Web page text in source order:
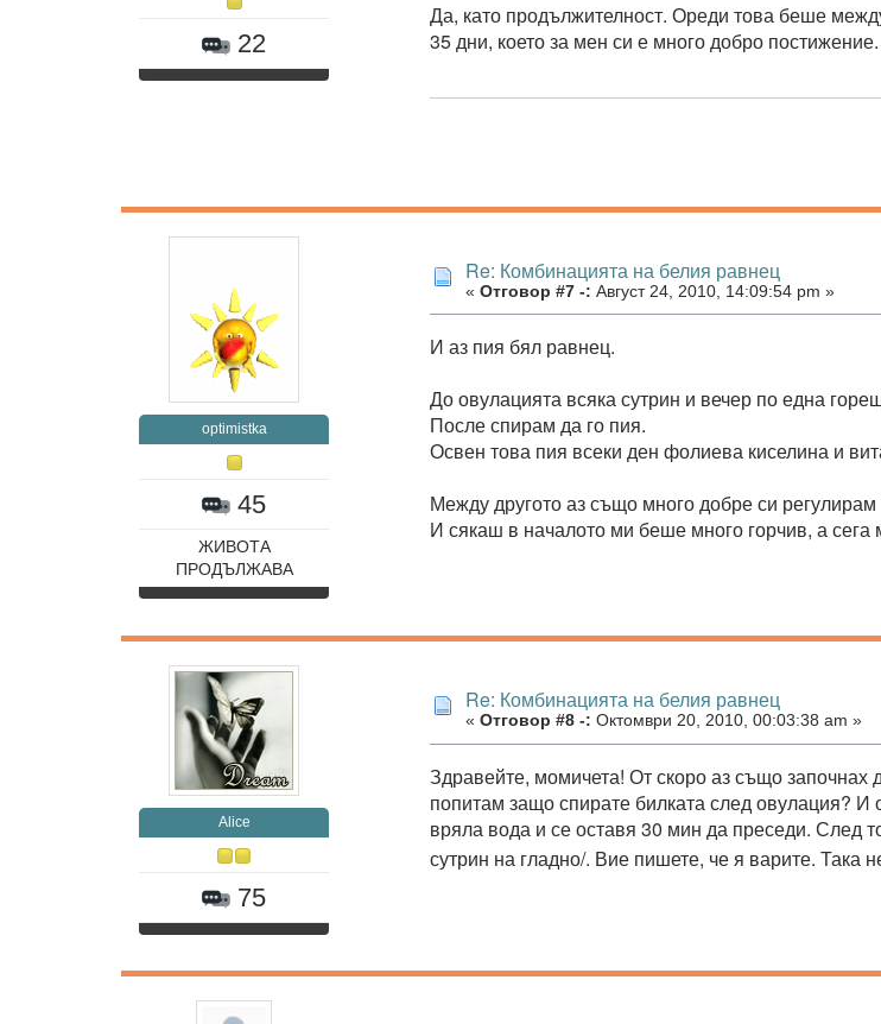
22
Да, като продължителност. Ореди това беше
35 дни, което за мен си е много добро постижение.
optimistka
45
ЖИВОТА
ПРОДЪЛЖАВА
Re: Комбинацията на белия равнец
« Отговор #7 -: Август 24, 2010, 14:09:54 pm »
И аз пия бял равнец.
До овулацията всяка сутрин и вечер по една
После спирам да го пия.
Освен това пия всеки ден фолиева киселина и
Между другото аз също много добре си
И сякаш в началото ми беше много горчив, а сега
Alice
75
Re: Комбинацията на белия равнец
« Отговор #8 -: Октомври 20, 2010, 00:03:38 am »
Здравейте, момичета! От скоро аз също
попитам защо спирате билката след овулация?
вряла вода и се оставя 30 мин да преседи. След
сутрин на гладно/. Вие пишете, че я варите. Така